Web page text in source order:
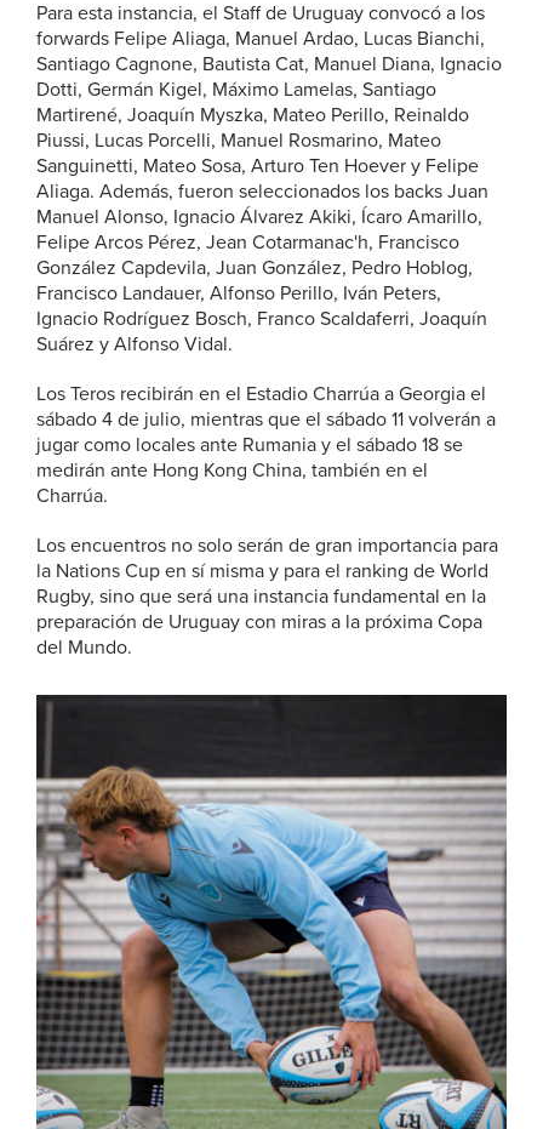
Para esta instancia, el Staff de Uruguay convocó a los
forwards Felipe Aliaga, Manuel Ardao, Lucas Bianchi,
Santiago Cagnone, Bautista Cat, Manuel Diana, Ignacio
Dotti, Germán Kigel, Máximo Lamelas, Santiago
Martirené, Joaquín Myszka, Mateo Perillo, Reinaldo
Piussi, Lucas Porcelli, Manuel Rosmarino, Mateo
Sanguinetti, Mateo Sosa, Arturo Ten Hoever y Felipe
Aliaga. Además, fueron seleccionados los backs Juan
Manuel Alonso, Ignacio Álvarez Akiki, Ícaro Amarillo,
Felipe Arcos Pérez, Jean Cotarmanac'h, Francisco
González Capdevila, Juan González, Pedro Hoblog,
Francisco Landauer, Alfonso Perillo, Iván Peters,
Ignacio Rodríguez Bosch, Franco Scaldaferri, Joaquín
Suárez y Alfonso Vidal.
Los Teros recibirán en el Estadio Charrúa a Georgia el
sábado 4 de julio, mientras que el sábado 11 volverán a
jugar como locales ante Rumania y el sábado 18 se
medirán ante Hong Kong China, también en el
Charrúa.
Los encuentros no solo serán de gran importancia para
la Nations Cup en sí misma y para el ranking de World
Rugby, sino que será una instancia fundamental en la
preparación de Uruguay con miras a la próxima Copa
del Mundo.